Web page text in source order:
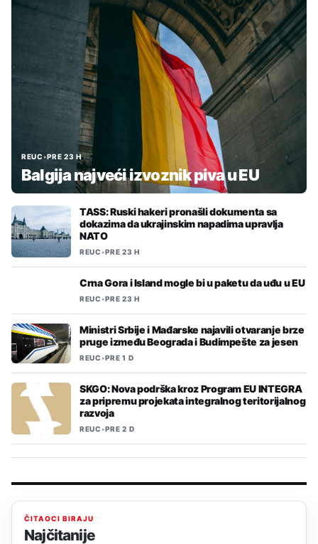
REUC•PRE 23 H
Balgija najveći izvoznik piva u EU
TASS: Ruski hakeri pronašli dokumenta sa
dokazima da ukrajinskim napadima upravlja
NATO
REUC•PRE 23 H
Crna Gora i Island mogle bi u paketu da uđu u EU
REUC•PRE 23 H
Ministri Srbije i Mađarske najavili otvaranje brze
pruge između Beograda i Budimpešte za jesen
REUC•PRE 1 D
SKGO: Nova podrška kroz Program EU INTEGRA
za pripremu projekata integralnog teritorijalnog
razvoja
REUC•PRE 2 D
ČITAOCI BIRAJU
Najčitanije